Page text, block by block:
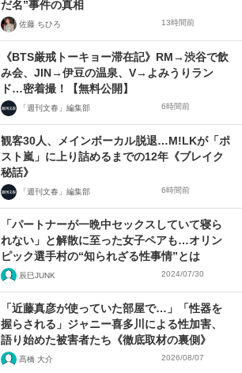
だ名”事件の真相
佐藤 ちひろ 13時間前
《BTS厳戒トーキョー滞在記》RM→渋谷で飲
み会、JIN→伊豆の温泉、V→よみうりラン
ド…密着撮！【無料公開】
「週刊文春」編集部 6時間前
観客30人、メインボーカル脱退…M!LKが「ポ
スト嵐」に上り詰めるまでの12年《ブレイク
秘話》
「週刊文春」編集部 6時間前
「パートナーが一晩中セックスしていて寝ら
れない」と解散に至った女子ペアも…オリン
ピック選手村の“知られざる性事情”とは
辰巳JUNK 2024/07/30
「近藤真彦が使っていた部屋で…」「性器を
握らされる」ジャニー喜多川による性加害、
語り始めた被害者たち《徹底取材の裏側》
髙橋 大介 2026/08/07